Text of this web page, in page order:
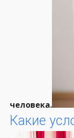
человека.
Какие